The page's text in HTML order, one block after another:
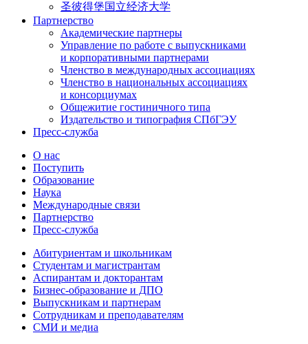
圣彼得堡国立经济大学
Партнерство
Академические партнеры
Управление по работе с выпускниками
и корпоративными партнерами
Членство в международных ассоциациях
Членство в национальных ассоциациях
и консорциумах
Общежитие гостиничного типа
Издательство и типография СПбГЭУ
Пресс-служба
О нас
Поступить
Образование
Наука
Международные связи
Партнерство
Пресс-служба
Абитуриентам и школьникам
Студентам и магистрантам
Аспирантам и докторантам
Бизнес-образование и ДПО
Выпускникам и партнерам
Сотрудникам и преподавателям
СМИ и медиа